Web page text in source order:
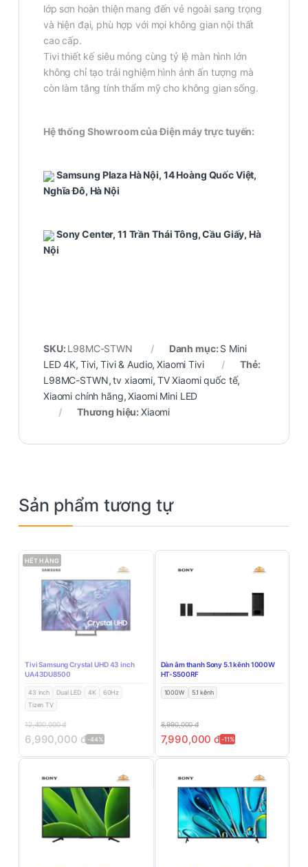
lớp sơn hoàn thiện mang đến vẻ ngoài sang trọng
và hiện đại, phù hợp với mọi không gian nội thất
cao cấp.
Tivi thiết kế siêu mỏng cùng tỷ lệ màn hình lớn
không chỉ tạo trải nghiệm hình ảnh ấn tượng mà
còn làm tăng tính thẩm mỹ cho không gian sống.
Hệ thống Showroom của Điện máy trực tuyến:
Samsung Plaza Hà Nội, 14 Hoàng Quốc Việt,
Nghĩa Đô, Hà Nội
Sony Center, 11 Trần Thái Tông, Cầu Giấy, Hà
Nội
SKU: L98MC-STWN Danh mục: S Mini
LED 4K, Tivi,Tivi & Audio,Xiaomi Tivi
Thẻ:
L98MC-STWN,tv xiaomi, TV Xiaomi quốc tế,
Xiaomi chính hãng,Xiaomi Mini LED
Thương hiệu:Xiaomi
Sản phẩm tương tự
HẾT HÀNG
Tivi Samsung Crystal UHD 43 inch
UA43DU8500
43 inch Dual LED 4K
60Hz
Tizen TV
12,400,000đ
6,990,000 đ -44%
Dàn âm thanh Sony 5.1 kênh 1000W
HT-S500RF
1000W 5.1 kênh
8,990,000đ
7,990,000đ-11%